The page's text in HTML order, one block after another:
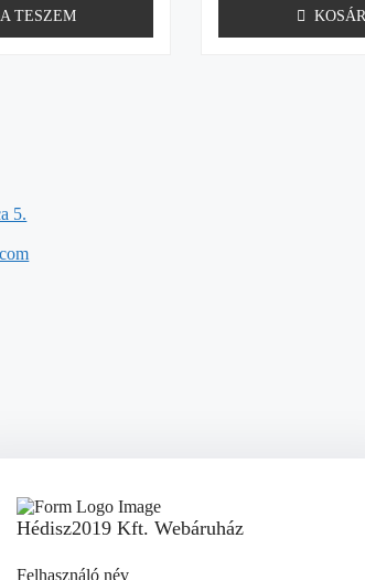
TESZEM
5.
Hédisz2019 Kft. Webáruház
Felhasználó név